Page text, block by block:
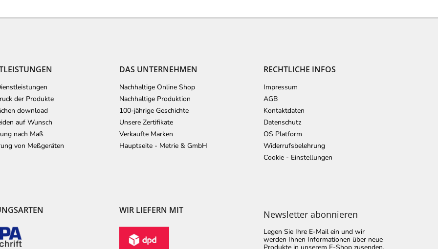
der Produkte
download
auf Wunsch
nach Maß
von Meßgeräten
DAS UNTERNEHMEN
Nachhaltige Online Shop
Nachhaltige Produktion
100-jährige Geschichte
Unsere Zertifikate
Verkaufte Marken
Hauptseite - Metrie & GmbH
RECHTLICHE INFOS
Impressum
AGB
Kontaktdaten
Datenschutz
OS Platform
Widerrufsbelehrung
Cookie - Einstellungen
WIR LIEFERN MIT Newsletter abonnieren
Legen Sie Ihre E-Mail ein und wir
werden Ihnen Informationen über neue